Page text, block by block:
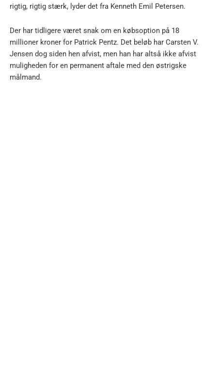
rigtig, rigtig stærk, lyder det fra Kenneth Emil Petersen.
Der har tidligere været snak om en købsoption på 18
millioner kroner for Patrick Pentz. Det beløb har Carsten V.
Jensen dog siden hen afvist, men han har altså ikke afvist
muligheden for en permanent aftale med den østrigske
målmand.